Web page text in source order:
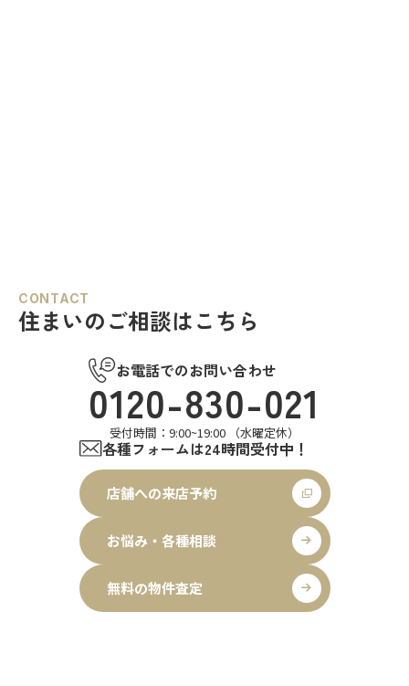
CONTACT
住まいのご相談はこちら
お電話でのお問い合わせ
0120-830-021
受付時間：9:00~19:00 （水曜定休）
各種フォームは24時間受付中！
店舗への来店予約
お悩み・各種相談
無料の物件査定